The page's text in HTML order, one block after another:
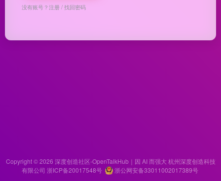
没有账号？注册/找回密码
Copyright © 2026 深度创造社区-OpenTalkHub｜因 AI 而强大 杭州深度创造科技
有限公司 浙ICP备20017548号
浙公网安备33011002017389号